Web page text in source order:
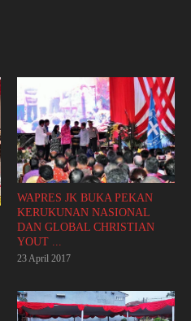
WAPRES JK BUKA PEKAN
KERUKUNAN NASIONAL
DAN GLOBAL CHRISTIAN
YOUT ...
23 April 2017